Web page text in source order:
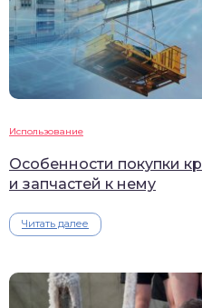
Использование
Особенности покупки
и запчастей к нему
Читать далее